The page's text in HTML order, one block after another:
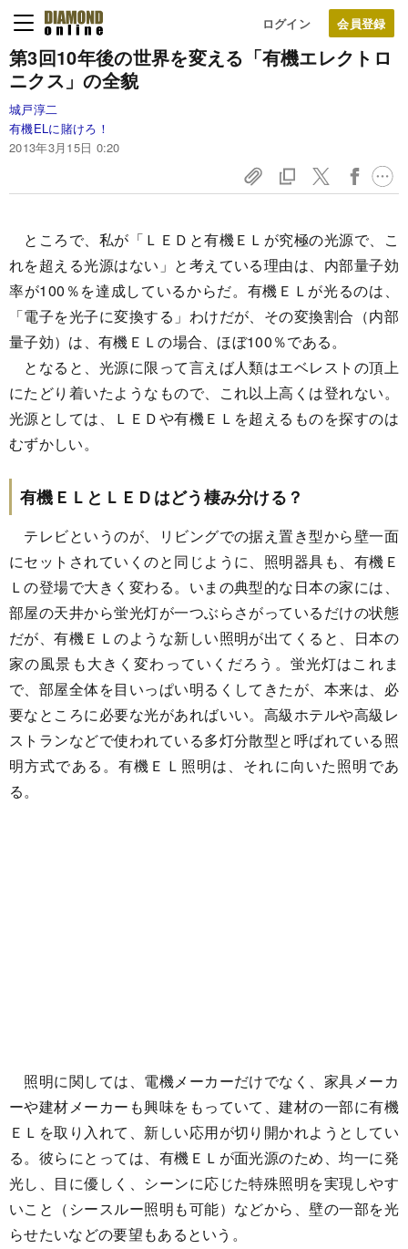
ログイン
第3回10年後の世界を変える 「有機エレクトロ
ニクス」の全貌
城戸淳二
有機ELに賭けろ！
2013年3月15日 0:20
ところで、私が「ＬＥＤと有機ＥＬが究極の光源で、こ
れを超える光源はない」と考えている理由は、内部量子効
率が100％を達成しているからだ。有機ＥＬが光るのは、
「電子を光子に変換する」わけだが、その変換割合（内部
量子効）は、有機ＥＬの場合、ほぼ100％である。
となると、光源に限って言えば人類はエベレストの頂上
にたどり着いたようなもので、これ以上高くは登れない。
光源としては、ＬＥＤや有機ＥＬを超えるものを探すのは
むずかしい。
有機ＥＬとＬＥＤはどう棲み分ける？
テレビというのが、リビングでの据え置き型から壁一面
にセットされていくのと同じように、照明器具も、有機Ｅ
Ｌの登場で大きく変わる。いまの典型的な日本の家には、
部屋の天井から蛍光灯が一つぶらさがっているだけの状態
だが、有機ＥＬのような新しい照明が出てくると、日本の
家の風景も大きく変わっていくだろう。蛍光灯はこれま
で、部屋全体を目いっぱい明るくしてきたが、本来は、必
要なところに必要な光があればいい。高級ホテルや高級レ
ストランなどで使われている多灯分散型と呼ばれている照
明方式である。有機ＥＬ照明は、それに向いた照明であ
る。
照明に関しては、電機メーカーだけでなく、家具メーカ
ーや建材メーカーも興味をもっていて、建材の一部に有機
ＥＬを取り入れて、新しい応用が切り開かれようとしてい
る。彼らにとっては、有機ＥＬが面光源のため、均一に発
光し、目に優しく、シーンに応じた特殊照明を実現しやす
いこと（シースルー照明も可能）などから、壁の一部を光
らせたいなどの要望もあるという。